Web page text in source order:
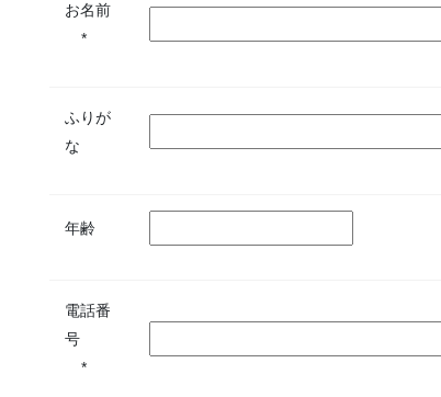
お名前
*
ふりが
な
年齢
電話番
号
*